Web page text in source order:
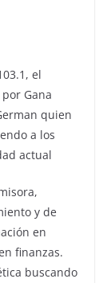
el
Gana
quien
a los
actual
y de
en
finanzas.
buscando